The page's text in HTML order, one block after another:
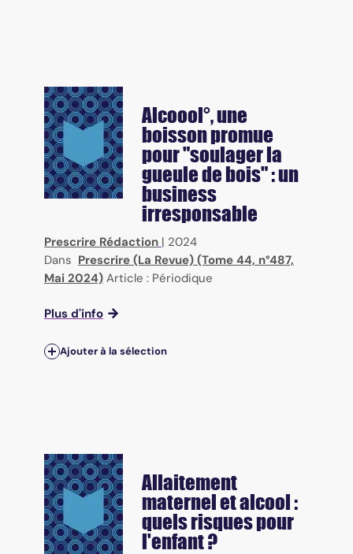
Alcoool°, une
boisson promue
pour "soulager la
gueule de bois" : un
business
irresponsable
Prescrire Rédaction | 2024
Dans Prescrire (La Revue) (Tome 44, n°487,
Mai 2024) Article : Périodique
Plus d'info
Ajouter à la sélection
Allaitement
maternel et alcool :
quels risques pour
l'enfant ?